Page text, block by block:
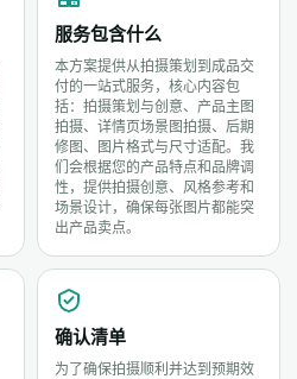
服务包含什么
本方案提供从拍摄策划到成品交
付的一站式服务，核心内容包
括：拍摄策划与创意、产品主图
拍摄、详情页场景图拍摄、后期
修图、图片格式与尺寸适配。我
们会根据您的产品特点和品牌调
性，提供拍摄创意、风格参考和
场景设计，确保每张图片都能突
出产品卖点。
确认清单
为了确保拍摄顺利并达到预期效